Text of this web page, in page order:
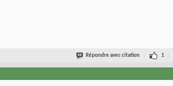
Répondre avec citation 1